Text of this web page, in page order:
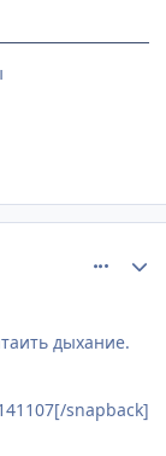
дыхание.
snapback]